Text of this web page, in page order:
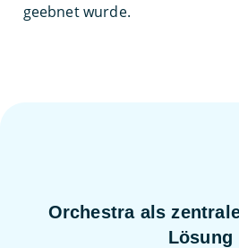
geebnet wurde.
Orchestra als
Lösung